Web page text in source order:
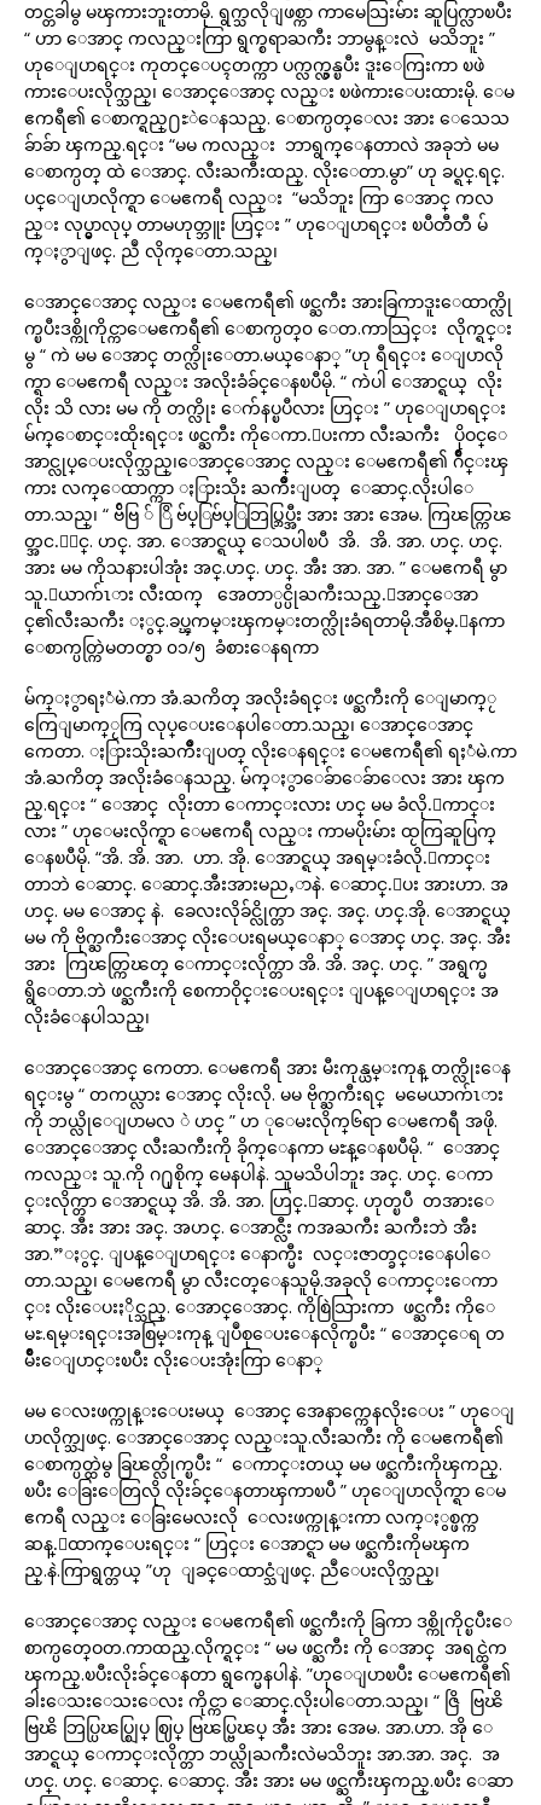
တင္တခါမွ မၾကားဘူးတာမို. ရွက္သလိုျဖစ္ကာ ကာမေသြးမ်ား ဆူပြက္လာၿပီး
“ ဟာ ေအာင္ ကလည္းကြာ ရွက္စရာႀကီး ဘာမွန္းလဲ မသိဘူး ”
ဟုေျပာရင္း ကုတင္ေပၚတက္ကာ ပက္လက္လွန္ၿပီး ဒူးေကြးကာ ၿဖဲ
ကားေပးလိုက္သည္၊ ေအာင္ေအာင္ လည္း ၿဖဲကားေပးထားမို. ေမ
ဧကရီ၏ ေစာက္ရည္႐ႊဲေနသည္. ေစာက္ပတ္ေလး အား ေသေသ
ခ်ာခ်ာ ၾကည္.ရင္း “မမ ကလည္း ဘာရွက္ေနတာလဲ အခုဘဲ မမ
ေစာက္ပတ္ ထဲ ေအာင္. လီးႀကီးထည္. လိုးေတာ.မွာ” ဟု ခပ္ရင္.ရင္.
ပင္ေျပာလိုက္ရာ ေမဧကရီ လည္း “မသိဘူး ကြာ ေအာင္ ကလ
ည္း လုပ္မွာလုပ္ တာမဟုတ္ဘူး ဟြင္း ” ဟုေျပာရင္း ၿပီတီတီ မ်
က္ႏွာျဖင္. ညဳ လိုက္ေတာ.သည္၊
ေအာင္ေအာင္ လည္း ေမဧကရီ၏ ဖင္ႀကီး အားခြကာဒူးေထာက္လို
က္ၿပီးဒစ္ကိုကိုင္ကာေမဧကရီ၏ ေစာက္ပတ္၀ ေတ.ကာသြင္း လိုက္ရင္း
မွ “ ကဲ မမ ေအာင္ တက္လိုးေတာ.မယ္ေနာ္ ”ဟု ရီရင္း ေျပာလို
က္ရာ ေမဧကရီ လည္း အလိုးခံခ်င္ေနၿပီမို. “ ကဲပါ ေအာင္ရယ္ လိုး
လိုး သိ လား မမ ကို တက္လိုး ေက်နပ္ၿပီလား ဟြင္း ” ဟုေျပာရင္း
မ်က္ေစာင္းထိုးရင္း ဖင္ႀကီး ကိုေကာ.ေပးကာ လီးႀကီး ပိုဝင္ေ
အာင္လုပ္ေပးလိုက္သည္၊ေအာင္ေအာင္ လည္း ေမဧကရီ၏ ဂ်ိဳင္းၾ
ကား လက္ေထာက္ကာ ႏြားသိုး ႀကိဳးျပတ္ ေဆာင္.လိုးပါေ
တာ.သည္၊ “ ဗ်ိဗြ ် ြိ ဗ်ပ္ြဗ်ပ္ြဘြပ္ဘြပ္အီး အား အား အေမ. ကြၽတ္ကြၽ
တ္အင.္အင္. ဟင္. အာ. ေအာင္ရယ္ ေသပါၿပီ အိ. အိ. အာ. ဟင္. ဟင္.
အား မမ ကိုသနားပါအုံး အင္.ဟင္. ဟင္. အီး အာ. အာ. ” ေမဧကရီ မွာ
သူ.ေယာက်ၤား လီးထက္ အေတာ္ပင္ပိုႀကီးသည္.ေအာင္ေအာ
င္၏လီးႀကီး ႏွင္.ခပ္ၾကမ္းၾကမ္းတက္လိုးခံရတာမို.အီစိမ္.ေနကာ
ေစာက္ပတ္ကြဲမတတ္စာ ၀၁/၅ ခံစားေနရကာ
မ်က္ႏွာရႈံမဲ.ကာ အံ.ႀကိတ္ အလိုးခံရင္း ဖင္ႀကီးကို ေျမာက္ႂ
ကြေျမာက္ႂကြ လုပ္ေပးေနပါေတာ.သည္၊ ေအာင္ေအာင္
ကေတာ. ႏြားသိုးႀကိဳးျပတ္ လိုးေနရင္း ေမဧကရီ၏ ရႈံမဲ.ကာ
အံ.ႀကိတ္ အလိုးခံေနသည္. မ်က္ႏွာေခ်ာေခ်ာေလး အား ၾက
ည္.ရင္း “ ေအာင္ လိုးတာ ေကာင္းလား ဟင္ မမ ခံလို.ေကာင္း
လား ” ဟုေမးလိုက္ရာ ေမဧကရီ လည္း ကာမပိုးမ်ား ထႂကြဆူပြက္
ေနၿပီမို. “အိ. အိ. အာ. ဟာ. အို. ေအာင္ရယ္ အရမ္းခံလို.ေကာင္း
တာဘဲ ေဆာင္. ေဆာင္.အီးအားမညႇာနဲ. ေဆာင္.ေပး အားဟာ. အ
ဟင္. မမ ေအာင္ နဲ. ခေလးလိုခ်င္လိုက္တာ အင္. အင္. ဟင္.အို. ေအာင္ရယ္
မမ ကို ဗိုက္ႀကီးေအာင္ လိုးေပးရမယ္ေနာ္ ေအာင္ ဟင္. အင္. အီး
အား ကြၽတ္ကြၽတ္ ေကာင္းလိုက္တာ အိ. အိ. အင္. ဟင္. ” အရွက္မ
ရွိေတာ.ဘဲ ဖင္ႀကီးကို စေကာဝိုင္းေပးရင္း ျပန္ေျပာရင္း အ
လိုးခံေနပါသည္၊
ေအာင္ေအာင္ ကေတာ. ေမဧကရီ အား မီးကုန္ယမ္းကုန္ တက္လိုးေန
ရင္းမွ “ တကယ္လား ေအာင္ လိုးလို. မမ ဗိုက္ႀကီးရင္ မမေယာက်ၤား
ကို ဘယ္လိုေျပာမလ ဲ ဟင္ ” ဟ ုေမးလိုက္၆ရာ ေမဧကရီ အဖို.
ေအာင္ေအာင္ လီးႀကီးကို ခိုက္ေနကာ မႊန္ေနၿပီမို. “ ေအာင္
ကလည္း သူ.ကို ဂ႐ုစိုက္ မေနပါနဲ. သူမသိပါဘူး အင္. ဟင္. ေကာ
င္းလိုက္တာ ေအာင္ရယ္ အိ. အိ. အာ. ဟြင္.ေဆာင္. ဟုတ္ၿပီ တအားေ
ဆာင္. အီး အား အင္. အဟင္. ေအာင္လီး ကအႀကီး ႀကီးဘဲ အီး
အာ.”ႏွင္. ျပန္ေျပာရင္း ေနာက္မီး လင္းဇာတ္ခင္းေနပါေ
တာ.သည္၊ ေမဧကရီ မွာ လီးငတ္ေနသူမို.အခုလို ေကာင္းေကာ
င္း လိုးေပးႏိုင္သည္. ေအာင္ေအာင္. ကိုစြဲသြားကာ ဖင္ႀကီး ကိုေ
မႊ.ရမ္းရင္းအစြမ္းကုန္ ျပဳစုေပးေနလိုက္ၿပီး “ ေအာင္ေရ တ
မ်ိဳးေျပာင္းၿပီး လိုးေပးအုံးကြာ ေနာ္
မမ ေလးဖက္ကုန္းေပးမယ္ ေအာင္ အေနာက္ကေနလိုးေပး ” ဟုေျ
ပာလိုက္သျဖင္. ေအာင္ေအာင္ လည္းသူ.လီးႀကီး ကို ေမဧကရီ၏
ေစာက္ပတ္ထဲမွ ခြၽတ္လိုက္ၿပီး “ ေကာင္းတယ္ မမ ဖင္ႀကီးကိုၾကည္.
ၿပီး ေခြးေတြလို လိုးခ်င္ေနတာၾကာၿပီ ” ဟုေျပာလိုက္ရာ ေမ
ဧကရီ လည္း ေခြးမေလးလို ေလးဖက္ကုန္းကာ လက္ႏွစ္ဖက္က
ဆန္.ေထာက္ေပးရင္း “ ဟြင္း ေအာင္ရာ မမ ဖင္ႀကီးကိုမၾက
ည္.နဲ.ကြာရွက္တယ္ ”ဟု ျခင္ေထာင္သံျဖင္. ညဳေပးလိုက္သည္၊
ေအာင္ေအာင္ လည္း ေမဧကရီ၏ ဖင္ႀကီးကို ခြကာ ဒစ္ကိုကိုင္ၿပီးေ
စာက္ပတ္ဝေတ.ကာထည္.လိုက္ရင္း “ မမ ဖင္ႀကီး ကို ေအာင္ အရင္ထဲက
ၾကည္.ၿပီးလိုးခ်င္ေနတာ ရွက္မေနပါနဲ. ”ဟုေျပာၿပီး ေမဧကရီ၏
ခါးေသးေသးေလး ကိုင္ကာ ေဆာင္.လိုးပါေတာ.သည္၊ “ ဇြိ ဗြၽိ
ဗြၽိ ဘြပ္ပြၽပ္ဈြပ္ ဈြပ္ ဗြၽပ္ဗြၽပ္ အီး အား အေမ. အာ.ဟာ. အို ေ
အာင္ရယ္ ေကာင္းလိုက္တာ ဘယ္လိုႀကီးလဲမသိဘူး အာ.အာ. အင္. အ
ဟင္. ဟင္. ေဆာင္. ေဆာင္. အီး အား မမ ဖင္ႀကီးၾကည္.ၿပီး ေဆာ